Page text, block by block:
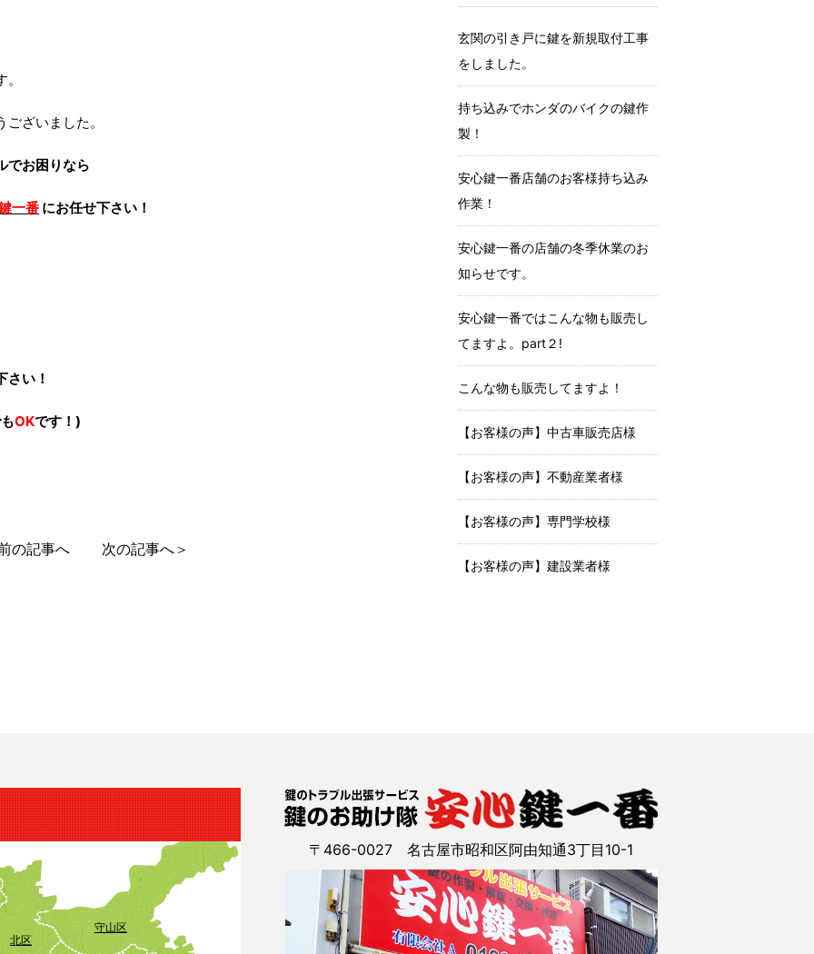
ざいました。
でお困りなら
一番 にお任せ下さい！
い！
OKです！)
の記事へ 次の記事へ＞
玄関の引き戸に鍵を新規取付工事
をしました。
持ち込みでホンダのバイクの鍵作
製！
安心鍵一番店舗のお客様持ち込み
作業！
安心鍵一番の店舗の冬季休業のお
知らせです。
安心鍵一番ではこんな物も販売し
てますよ。part２!
こんな物も販売してますよ！
【お客様の声】中古車販売店様
【お客様の声】不動産業者様
【お客様の声】専門学校様
【お客様の声】建設業者様
〒466-0027 名古屋市昭和区阿由知通3丁目10-1
守山区
北区